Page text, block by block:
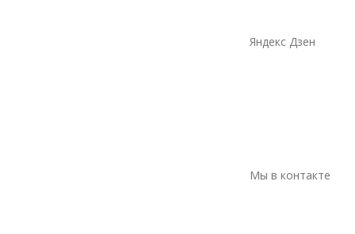
Яндекс Дзен
Мы в контакте